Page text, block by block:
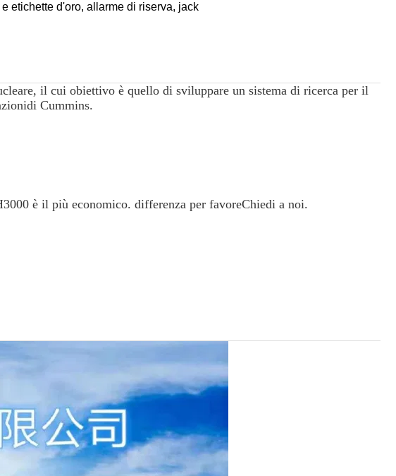
etichette d'oro, allarme di riserva, jack
il cui obiettivo è quello di sviluppare un sistema di ricerca per il
di Cummins.
è il più economico. differenza per favoreChiedi a noi.